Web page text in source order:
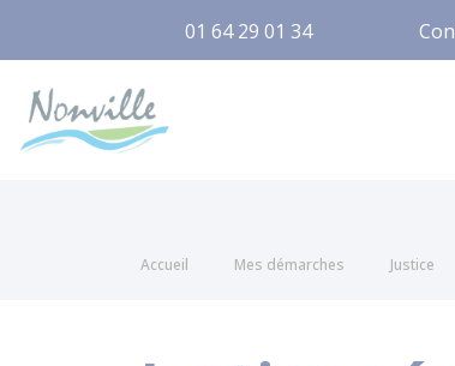
01 64 29 01 34
Accueil Mes démarches Justice